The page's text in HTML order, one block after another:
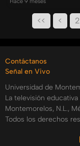
Hace 9 meses
<< < 2
Contáctanos
Señal en Vivo
Universidad de
La televisión
Montemorelos, N.L.,
Todos los derechos